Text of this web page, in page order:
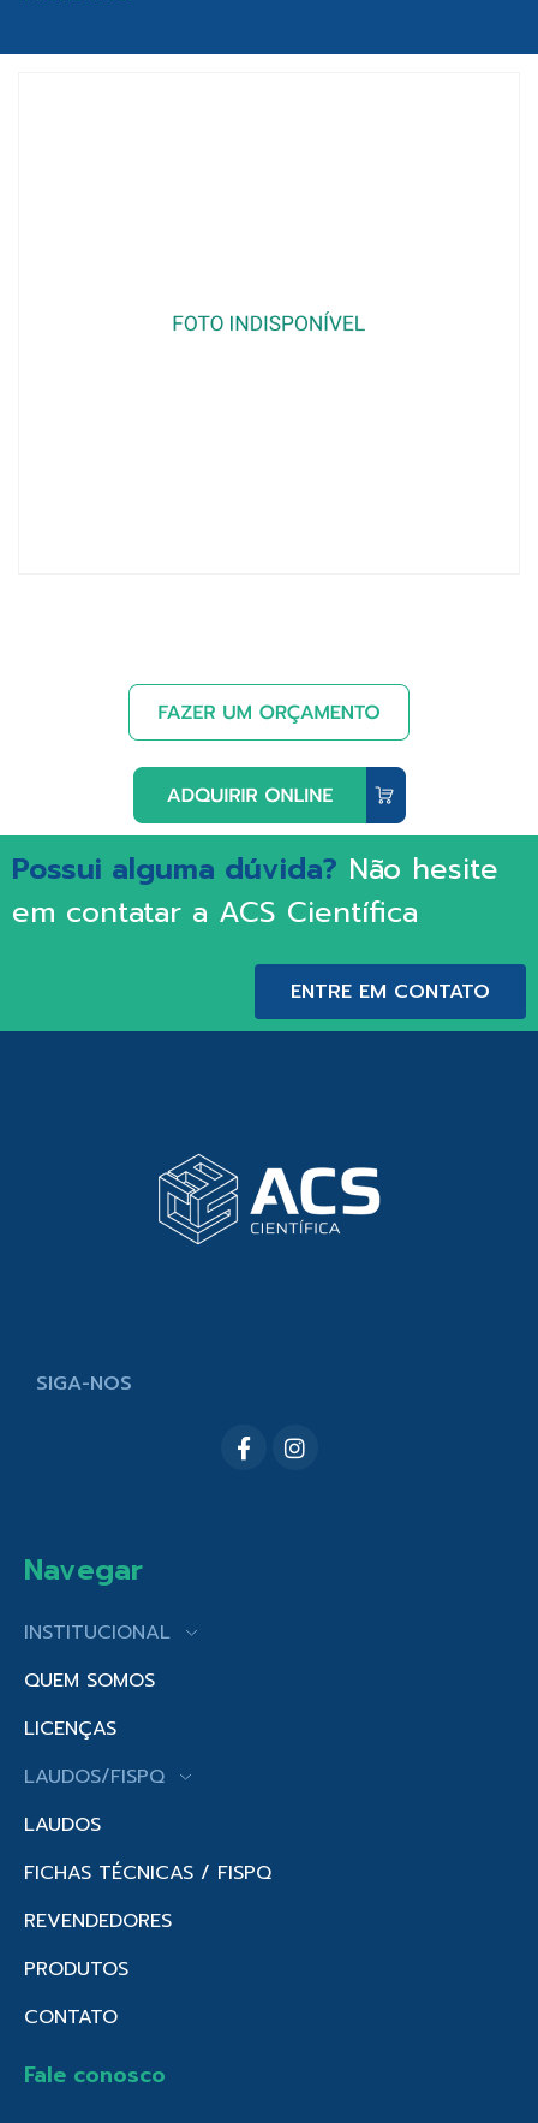
Possui alguma dúvida? Não hesite
em contatar a ACS Científica
ENTRE EM CONTATO
SIGA-NOS
Navegar
INSTITUCIONAL
QUEM SOMOS
LICENÇAS
LAUDOS/FISPQ
LAUDOS
FICHAS TÉCNICAS / FISPQ
REVENDEDORES
PRODUTOS
CONTATO
Fale conosco